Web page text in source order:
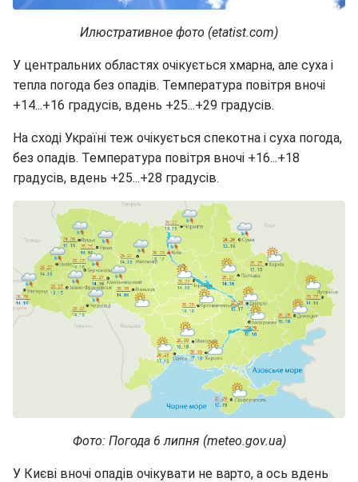
Илюстративное фото (etatist.com)
У центральних областях очікується хмарна, але суха і
тепла погода без опадів. Температура повітря вночі
+14...+16 градусів, вдень +25...+29 градусів.
На сході Україні теж очікується спекотна і суха погода,
без опадів. Температура повітря вночі +16...+18
градусів, вдень +25...+28 градусів.
Фото: Погода 6 липня (meteo.gov.ua)
У Києві вночі опадів очікувати не варто, а ось вдень